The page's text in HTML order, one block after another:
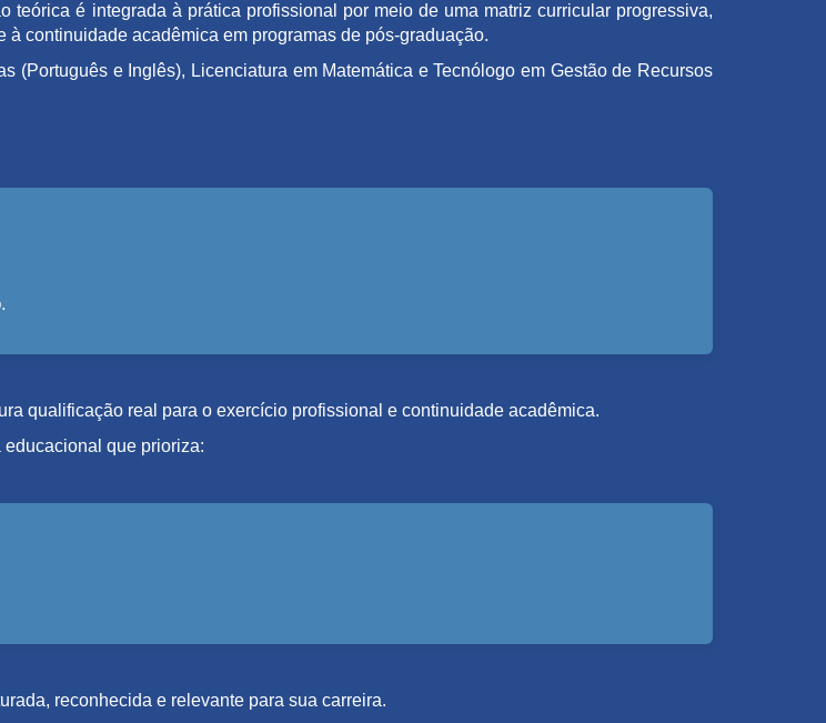
teórica é integrada à prática profissional por meio de uma matriz curricular progressiva,
continuidade acadêmica em programas de pós-graduação.
(Português e Inglês), Licenciatura em Matemática e Tecnólogo em Gestão de Recursos
qualificação real para o exercício profissional e continuidade acadêmica.
que prioriza:
reconhecida e relevante para sua carreira.